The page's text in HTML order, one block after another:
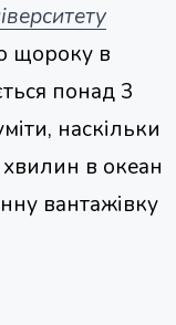
щороку в
понад 3
наскільки
хвилин в океан
вантажівку